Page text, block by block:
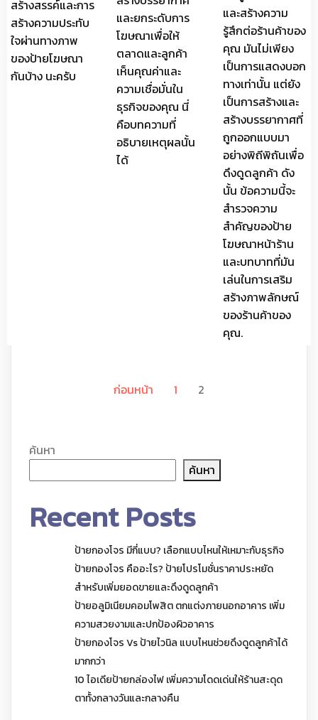
สร้างสรรค์และการ
สร้างความประทับ
ใจผ่านทางภาพ
ของป้ายโฆษณา
กันบ้าง นะครับ
และยกระดับการ
โฆษณาเพื่อให้
ตลาดและลูกค้า
เห็นคุณค่าและ
ความเชื่อมั่นใน
ธุรกิจของคุณ นี่
คือบทความที่
อธิบายเหตุผลนั้น
ได้
และสร้างความ
รู้สึกต่อร้านค้าของ
คุณ มันไม่เพียง
เป็นการแสดงบอก
ทางเท่านั้น แต่ยัง
เป็นการสร้างและ
สร้างบรรยากาศที่
ถูกออกแบบมา
อย่างพิถีพิถันเพื่อ
ดึงดูดลูกค้า ดัง
นั้น ข้อความนี้จะ
สำรวจความ
สำคัญของป้าย
โฆษณาหน้าร้าน
และบทบาทที่มัน
เล่นในการเสริม
สร้างภาพลักษณ์
ของร้านค้าของ
คุณ.
ก่อนหน้า 1 2
ค้นหา
ค้นหา
Recent Posts
ป้ายกองโจร มีกี่แบบ? เลือกแบบไหนให้เหมาะกับธุรกิจ
ป้ายกองโจร คืออะไร? ป้ายโปรโมชั่นราคาประหยัด
สำหรับเพิ่มยอดขายและดึงดูดลูกค้า
ป้ายอลูมิเนียมคอมโพสิต ตกแต่งภายนอกอาคาร เพิ่ม
ความสวยงามและปกป้องผิวอาคาร
ป้ายกองโจร Vs ป้ายไวนิล แบบไหนช่วยดึงดูดลูกค้าได้
มากกว่า
10 ไอเดียป้ายกล่องไฟ เพิ่มความโดดเด่นให้ร้านสะดุด
ตาทั้งกลางวันและกลางคืน